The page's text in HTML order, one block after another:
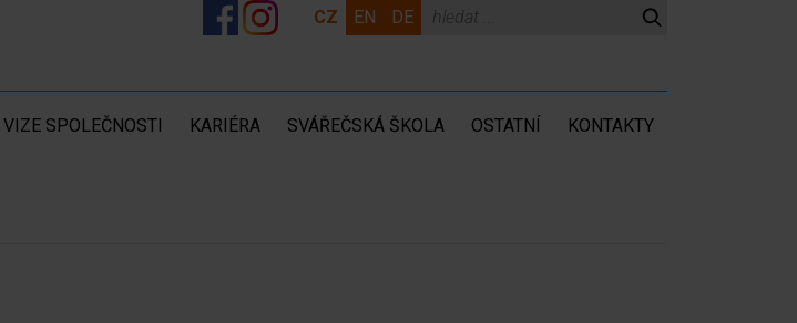
CZ EN DE
VIZE SPOLEČNOSTI KARIÉRA SVÁŘEČSKÁ ŠKOLA OSTATNÍ KONTAKTY